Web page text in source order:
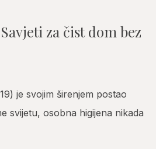
za čist dom bez
je svojim širenjem postao
svijetu, osobna higijena nikada